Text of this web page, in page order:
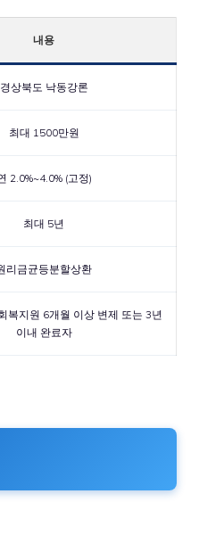
내용
경상북도 낙동강론
최대 1500만원
2.0%~4.0% (고정)
최대 5년
리금균등분할상환
복지원 6개월 이상 변제 또는 3년
이내 완료자